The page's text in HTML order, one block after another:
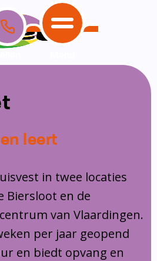
dagen
opvang
leert
in twee locaties
Biersloot en de
van Vlaardingen.
per jaar geopend
en biedt opvang en